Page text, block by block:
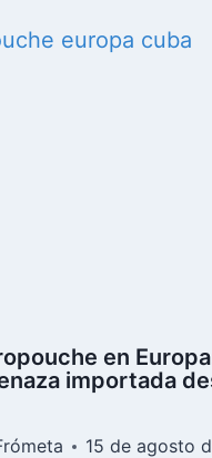
en
importada
15 de agosto